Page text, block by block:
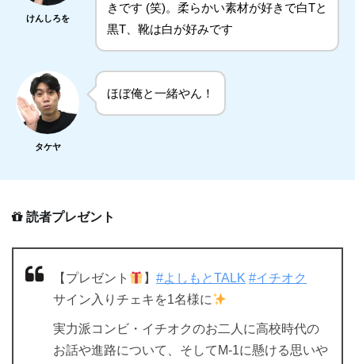
けんしろを
きです (笑)。柔らかい素材が好きで白Tと
黒T、靴は白が好みです
タケヤ
ほぼ俺と一緒やん！
読者プレゼント
【プレゼント 】#よしもとTALK #イチオク
サイン入りチェキを1名様に
実力派コンビ・イチオクのお二人に高校時代の
お話や進路について、そしてM-1に懸ける思いや